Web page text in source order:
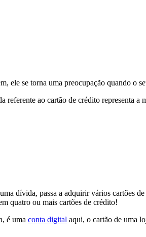
ele se torna uma preocupação quando o
ao cartão de crédito representa a
dívida, passa a adquirir vários cartões
quatro ou mais cartões de crédito!
é uma conta digital aqui, o cartão de uma